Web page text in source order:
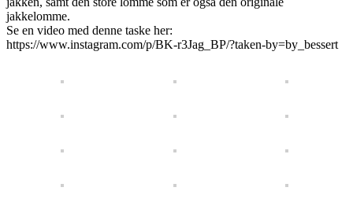
jakkelomme.
Se en video med denne taske her:
https://www.instagram.com/p/BK-r3Jag_BP/?taken-by=by_bessert